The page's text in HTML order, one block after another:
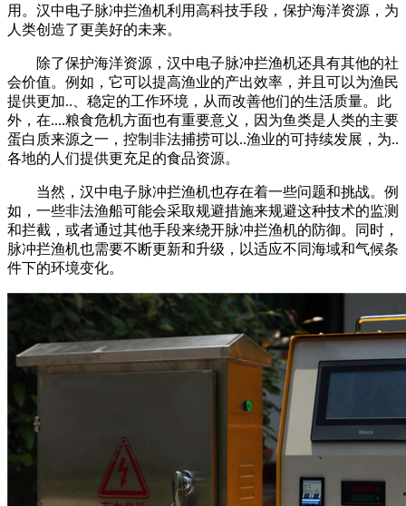
用。汉中电子脉冲拦渔机利用高科技手段，保护海洋资源，为
人类创造了更美好的未来。
除了保护海洋资源，汉中电子脉冲拦渔机还具有其他的社
会价值。例如，它可以提高渔业的产出效率，并且可以为渔民
提供更加..、稳定的工作环境，从而改善他们的生活质量。此
外，在....粮食危机方面也有重要意义，因为鱼类是人类的主要
蛋白质来源之一，控制非法捕捞可以..渔业的可持续发展，为..
各地的人们提供更充足的食品资源。
当然，汉中电子脉冲拦渔机也存在着一些问题和挑战。例
如，一些非法渔船可能会采取规避措施来规避这种技术的监测
和拦截，或者通过其他手段来绕开脉冲拦渔机的防御。同时，
脉冲拦渔机也需要不断更新和升级，以适应不同海域和气候条
件下的环境变化。